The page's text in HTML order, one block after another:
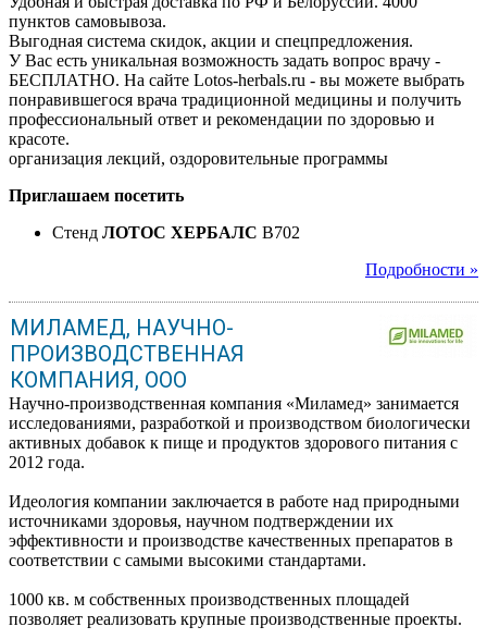
пунктов самовывоза.
Выгодная система скидок, акции и спецпредложения.
У Вас есть уникальная возможность задать вопрос врачу -
БЕСПЛАТНО. На сайте Lotos-herbals.ru - вы можете выбрать
понравившегося врача традиционной медицины и получить
профессиональный ответ и рекомендации по здоровью и
красоте.
организация лекций, оздоровительные программы
Приглашаем посетить
Стенд ЛОТОС ХЕРБАЛС B702
Подробности »
МИЛАМЕД, НАУЧНО-
ПРОИЗВОДСТВЕННАЯ
КОМПАНИЯ, ООО
Научно-производственная компания «Миламед» занимается
исследованиями, разработкой и производством биологически
активных добавок к пище и продуктов здорового питания с
2012 года.
Идеология компании заключается в работе над природными
источниками здоровья, научном подтверждении их
эффективности и производстве качественных препаратов в
соответствии с самыми высокими стандартами.
1000 кв. м собственных производственных площадей
позволяет реализовать крупные производственные проекты.